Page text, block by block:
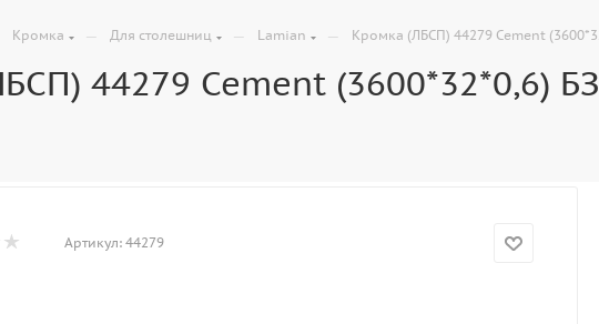
Кромка — Для столешниц — Lamian — Кромка (ЛБСП) 44279 Cement
44279 Cement (3600*32*0,6)
Артикул: 44279